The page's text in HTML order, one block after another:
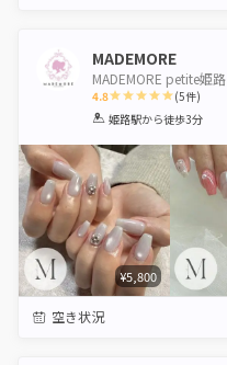
MADEMORE
MADEMORE petite姫路
4.8
1 2 3 4 5
(5件)
姫路駅から徒歩3分
¥5,800
空き状況